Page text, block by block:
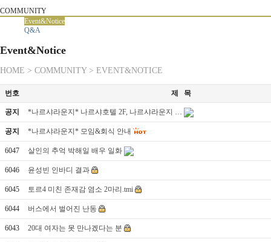
COMMUNITY
Event&Notice
Q&A
Event&Notice
HOME > COMMUNITY > EVENT&NOTICE
번호 제 목
공지 *나르샤라운지* 나르샤호텔 2F, 나르샤라운지 …
공지 *나르샤라운지* 모임&회식 안내
6047 살인의 추억 박해일 배우 일화
6046 윤성빈 인바디 결과
6045 토르4 미친 존재감 염소 2마리.tmi
6044 버스에서 벌어진 난동
6043 20대 여자는 못 만나겠다는 분